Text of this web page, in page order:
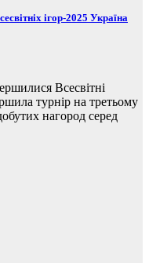
ігор-2025 Україна
Всесвітні
турнір на третьому
нагород серед